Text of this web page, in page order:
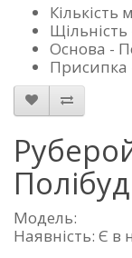
Кількість
Основа -
Присипка
Модель:
Наявність: Є в